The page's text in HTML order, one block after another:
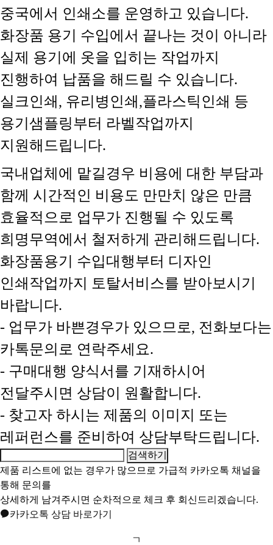
중국에서 인쇄소를 운영하고 있습니다.
화장품 용기 수입에서 끝나는 것이 아니라
실제 용기에 옷을 입히는 작업까지
진행하여 납품을 해드릴 수 있습니다.
실크인쇄, 유리병인쇄,플라스틱인쇄 등
용기샘플링부터 라벨작업까지
지원해드립니다.
국내업체에 맡길경우 비용에 대한 부담과
함께 시간적인 비용도 만만치 않은 만큼
효율적으로 업무가 진행될 수 있도록
희명무역에서 철저하게 관리해드립니다.
화장품용기 수입대행부터 디자인
인쇄작업까지 토탈서비스를 받아보시기
바랍니다.
- 업무가 바쁜경우가 있으므로, 전화보다는
카톡문의로 연락주세요.
- 구매대행 양식서를 기재하시어
전달주시면 상담이 원활합니다.
- 찾고자 하시는 제품의 이미지 또는
레퍼런스를 준비하여 상담부탁드립니다.
제품 리스트에 없는 경우가 많으므로 가급적 카카오톡 채널을
통해 문의를
상세하게 남겨주시면 순차적으로 체크 후 회신드리겠습니다.
카카오톡 상담 바로가기
ㄱ